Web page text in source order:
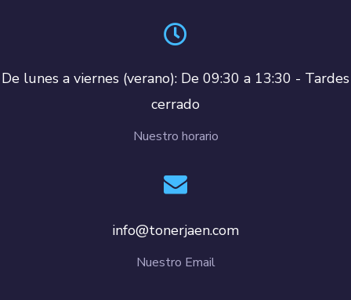
De lunes a viernes (verano): De 09:30 a 13:30 - Tardes
cerrado
Nuestro horario
info@tonerjaen.com
Nuestro Email